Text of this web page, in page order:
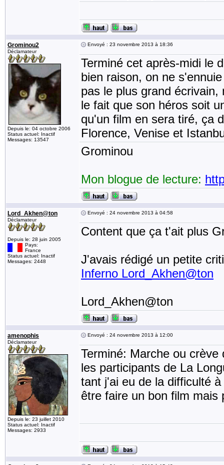
Grominou2
Déclamateur
Depuis le: 04 octobre 2006
Status actuel: Inactif
Messages: 13547
Envoyé : 23 novembre 2013 à 18:36
Terminé cet après-midi le
bien raison, on ne
pas le plus grand
le fait que son héros soit
qu'un film en sera tiré, ça
Florence, Venise et
Grominou
Mon blogue de lecture:
Lord_Akhen@ton
Déclamateur
Depuis le: 28 juin 2005
Pays:
France
Status actuel: Inactif
Messages: 2448
Envoyé : 24 novembre 2013 à 04:58
Content que ça t'ait plus
J'avais rédigé un petite
Inferno Lord_Akhen@ton
Lord_Akhen@ton
amenophis
Déclamateur
Depuis le: 23 juillet 2010
Status actuel: Inactif
Messages: 2933
Envoyé : 24 novembre 2013 à 12:00
Terminé: Marche ou
les participants de La
tant j'ai eu de la difficulté
être faire un bon film mais